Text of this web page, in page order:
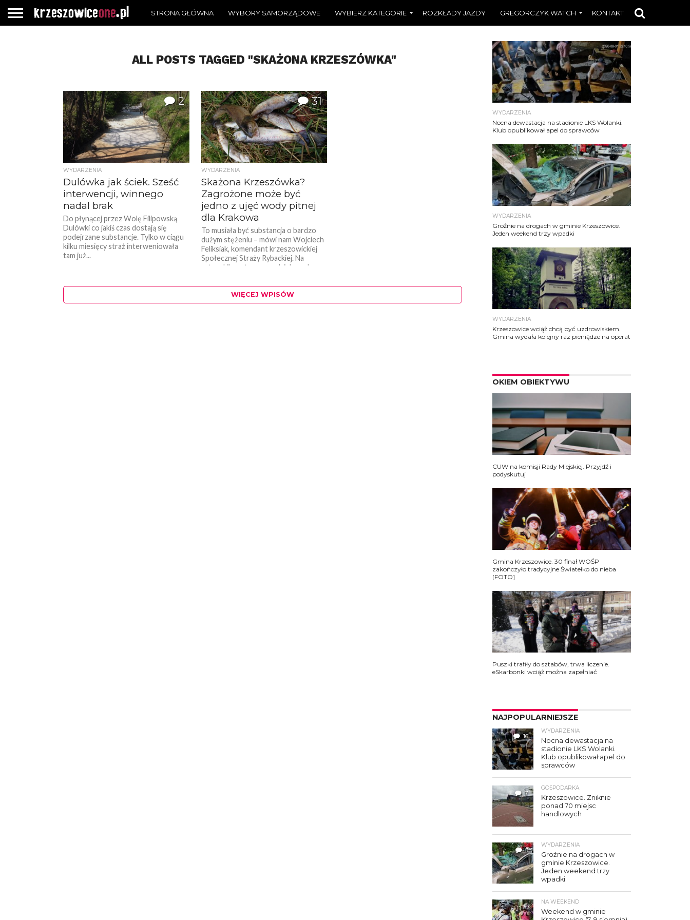
STRONA GŁÓWNA WYBORY SAMORZĄDOWE WYBIERZ KATEGORIE ROZKŁADY JAZDY GREGORCZYK WATCH KONTAKT
ALL POSTS TAGGED "SKAŻONA KRZESZÓWKA"
2
WYDARZENIA
Dulówka jak ściek. Sześć
interwencji, winnego
nadal brak
Do płynącej przez Wolę Filipowską
Dulówki co jakiś czas dostają się
podejrzane substancje. Tylko w ciągu
kilku miesięcy straż interweniowała
tam już...
31
WYDARZENIA
Skażona Krzeszówka?
Zagrożone może być
jedno z ujęć wody pitnej
dla Krakowa
To musiała być substancja o bardzo
dużym stężeniu – mówi nam Wojciech
Feliksiak, komendant krzeszowickiej
Społecznej Straży Rybackiej. Na
czterokilometrowym odcinku, od...
WIĘCEJ WPISÓW
WYDARZENIA
Nocna dewastacja na stadionie LKS Wolanki.
Klub opublikował apel do sprawców
WYDARZENIA
Groźnie na drogach w gminie Krzeszowice.
Jeden weekend trzy wpadki
WYDARZENIA
Krzeszowice wciąż chcą być uzdrowiskiem.
Gmina wydała kolejny raz pieniądze na operat
OKIEM OBIEKTYWU
CUW na komisji Rady Miejskiej. Przyjdź i
podyskutuj
Gmina Krzeszowice. 30 finał WOŚP
zakończyło tradycyjne Światełko do nieba
[FOTO]
Puszki trafiły do sztabów, trwa liczenie.
eSkarbonki wciąż można zapełniać
NAJPOPULARNIEJSZE
16
WYDARZENIA
Nocna dewastacja na
stadionie LKS Wolanki.
Klub opublikował apel do
sprawców
7
GOSPODARKA
Krzeszowice. Zniknie
ponad 70 miejsc
handlowych
3
WYDARZENIA
Groźnie na drogach w
gminie Krzeszowice.
Jeden weekend trzy
wpadki
NA WEEKEND
Weekend w gminie